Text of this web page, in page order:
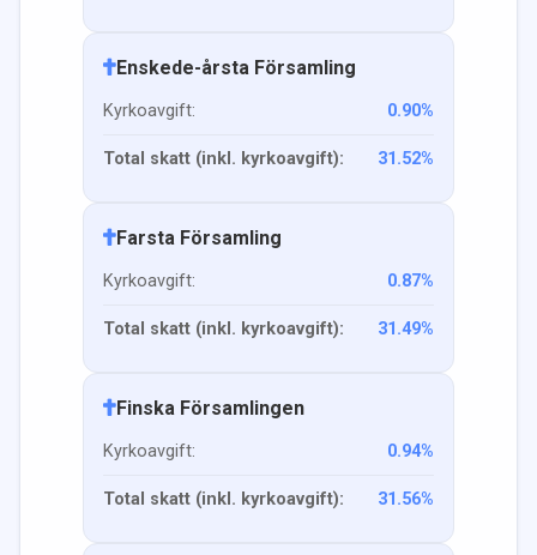
Enskede-årsta Församling
Kyrkoavgift: 0.90%
Total skatt (inkl. kyrkoavgift): 31.52%
Farsta Församling
Kyrkoavgift: 0.87%
Total skatt (inkl. kyrkoavgift): 31.49%
Finska Församlingen
Kyrkoavgift: 0.94%
Total skatt (inkl. kyrkoavgift): 31.56%